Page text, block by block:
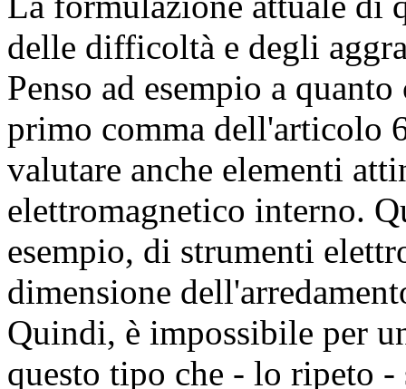
delle difficoltà e degli
Penso ad esempio a
primo comma dell'articolo
valutare anche elementi
elettromagnetico interno.
esempio, di strumenti
dimensione
Quindi, è impossibile per
questo tipo che - lo ripeto